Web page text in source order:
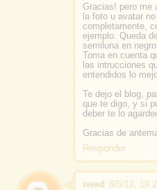
Gracias! pero me
la foto u avatar
completamente,
ejemplo. Queda
semiluna en
Toma en cuenta
las intrucciones
entendidos lo
Te dejo el blog,
que te digo, y si
deber te lo
Gracias de
Responder
weed 8/5/12,